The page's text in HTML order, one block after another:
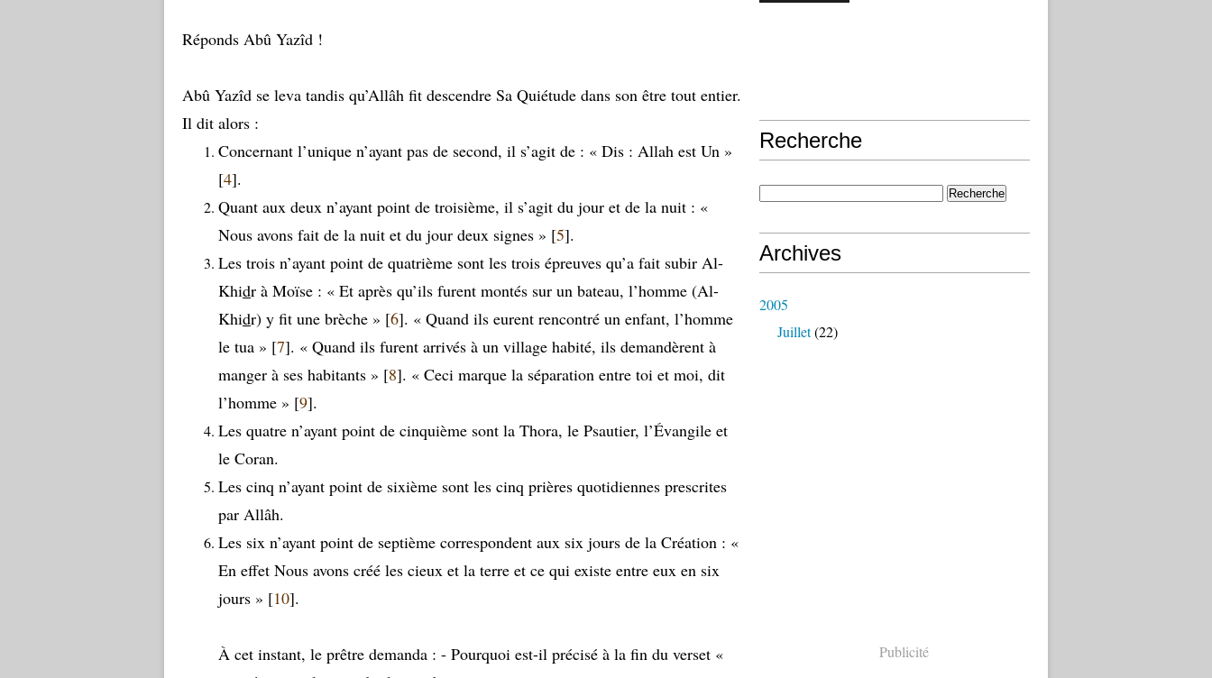
Réponds Abû Yazîd !
Abû Yazîd se leva tandis qu’Allâh fit descendre Sa Quiétude dans son être tout entier.
Il dit alors :
Concernant l’unique n’ayant pas de second, il s’agit de : « Dis : Allah est Un »
[4].
Quant aux deux n’ayant point de troisième, il s’agit du jour et de la nuit : «
Nous avons fait de la nuit et du jour deux signes » [5].
Les trois n’ayant point de quatrième sont les trois épreuves qu’a fait subir Al-
Khidr à Moïse : « Et après qu’ils furent montés sur un bateau, l’homme (Al-
Khidr) y fit une brèche » [6]. « Quand ils eurent rencontré un enfant, l’homme
le tua » [7]. « Quand ils furent arrivés à un village habité, ils demandèrent à
manger à ses habitants » [8]. « Ceci marque la séparation entre toi et moi, dit
l’homme » [9].
Les quatre n’ayant point de cinquième sont la Thora, le Psautier, l’Évangile et
le Coran.
Les cinq n’ayant point de sixième sont les cinq prières quotidiennes prescrites
par Allâh.
Les six n’ayant point de septième correspondent aux six jours de la Création : «
En effet Nous avons créé les cieux et la terre et ce qui existe entre eux en six
jours » [10].
À cet instant, le prêtre demanda : - Pourquoi est-il précisé à la fin du verset «
Recherche
Archives
2005
Juillet(22)
Publicité